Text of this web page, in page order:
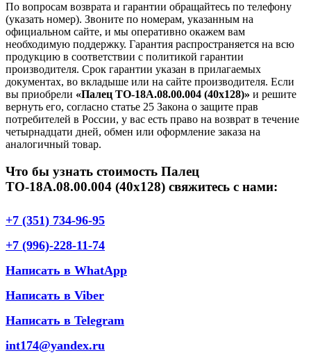
По вопросам возврата и гарантии обращайтесь по телефону
(указать номер). Звоните по номерам, указанным на
официальном сайте, и мы оперативно окажем вам
необходимую поддержку. Гарантия распространяется на всю
продукцию в соответствии с политикой гарантии
производителя. Срок гарантии указан в прилагаемых
документах, во вкладыше или на сайте производителя. Если
вы приобрели «Палец ТО-18А.08.00.004 (40х128)» и решите
вернуть его, согласно статье 25 Закона о защите прав
потребителей в России, у вас есть право на возврат в течение
четырнадцати дней, обмен или оформление заказа на
аналогичный товар.
Что бы узнать стоимость Палец
ТО-18А.08.00.004 (40х128) свяжитесь с нами:
+7 (351) 734-96-95
+7 (996)-228-11-74
Написать в WhatApp
Написать в Viber
Написать в Telegram
int174@yandex.ru